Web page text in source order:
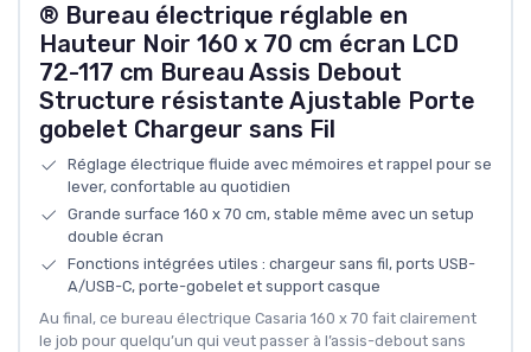
® Bureau électrique réglable en
Hauteur Noir 160 x 70 cm écran LCD
72-117 cm Bureau Assis Debout
Structure résistante Ajustable Porte
gobelet Chargeur sans Fil
Réglage électrique fluide avec mémoires et rappel pour se
lever, confortable au quotidien
Grande surface 160 x 70 cm, stable même avec un setup
double écran
Fonctions intégrées utiles : chargeur sans fil, ports USB-
A/USB-C, porte-gobelet et support casque
Au final, ce bureau électrique Casaria 160 x 70 fait clairement
le job pour quelqu’un qui veut passer à l’assis-debout sans